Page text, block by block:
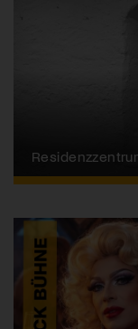
Migros-
Tanzszene